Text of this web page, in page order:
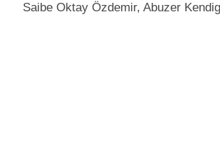
Saibe Oktay Özdemir, Abuzer